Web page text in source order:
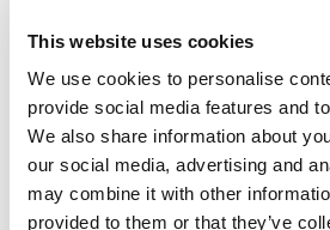
This website uses cookies
We use cookies to personalise
provide social media features and
We also share information about
our social media, advertising and
may combine it with other
provided to them or that they’ve
T系列包括T250、T350和T450热能
它们为一次性同时去除所有内部和外
的解决方案。
这些设备可满足中到大批量生产的需
去毛刺的工件。